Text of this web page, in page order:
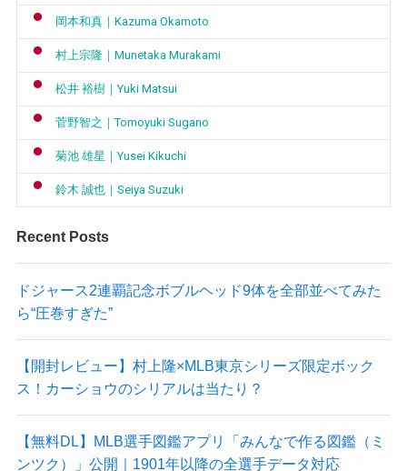
岡本和真｜Kazuma Okamoto
村上宗隆｜Munetaka Murakami
松井 裕樹｜Yuki Matsui
菅野智之｜Tomoyuki Sugano
菊池 雄星｜Yusei Kikuchi
鈴木 誠也｜Seiya Suzuki
Recent Posts
ドジャース2連覇記念ボブルヘッド9体を全部並べてみた
ら“圧巻すぎた”
【開封レビュー】村上隆×MLB東京シリーズ限定ボック
ス！カーショウのシリアルは当たり？
【無料DL】MLB選手図鑑アプリ「みんなで作る図鑑（ミ
ンツク）」公開｜1901年以降の全選手データ対応